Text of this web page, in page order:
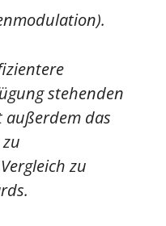
stehenden
außerdem das
zu